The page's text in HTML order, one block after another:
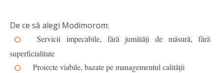
De ce să alegi Modimorom:
Servicii impecabile, fără jumătăți de măsură, fără
superficialitate
Proiecte viabile, bazate pe managementul calității